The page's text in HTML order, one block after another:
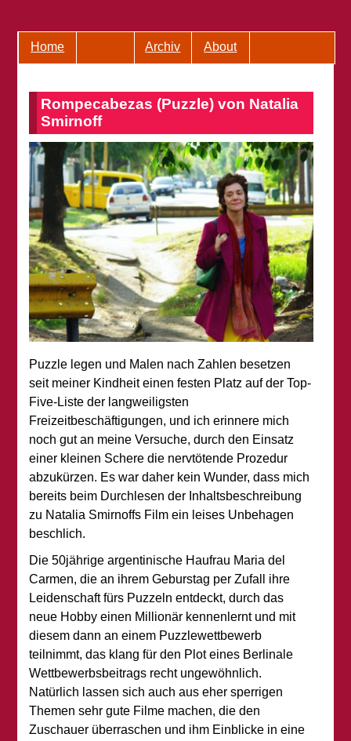
Home Archiv About
Rompecabezas (Puzzle) von Natalia
Smirnoff
Puzzle legen und Malen nach Zahlen besetzen
seit meiner Kindheit einen festen Platz auf der Top-
Five-Liste der langweiligsten
Freizeitbeschäftigungen, und ich erinnere mich
noch gut an meine Versuche, durch den Einsatz
einer kleinen Schere die nervtötende Prozedur
abzukürzen. Es war daher kein Wunder, dass mich
bereits beim Durchlesen der Inhaltsbeschreibung
zu Natalia Smirnoffs Film ein leises Unbehagen
beschlich.
Die 50jährige argentinische Haufrau Maria del
Carmen, die an ihrem Geburstag per Zufall ihre
Leidenschaft fürs Puzzeln entdeckt, durch das
neue Hobby einen Millionär kennenlernt und mit
diesem dann an einem Puzzlewettbewerb
teilnimmt, das klang für den Plot eines Berlinale
Wettbewerbsbeitrags recht ungewöhnlich.
Natürlich lassen sich auch aus eher sperrigen
Themen sehr gute Filme machen, die den
Zuschauer überraschen und ihm Einblicke in eine